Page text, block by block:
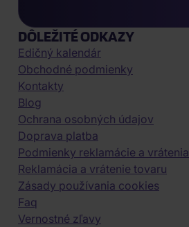
DÔLEŽITÉ ODKAZY
Edičný kalendár
Obchodné podmienky
Kontakty
Blog
Ochrana osobných údajov
Doprava platba
Podmienky reklamácie a vrátenia
Reklamácia a vrátenie tovaru
Zásady používania cookies
Faq
Vernostné zľavy